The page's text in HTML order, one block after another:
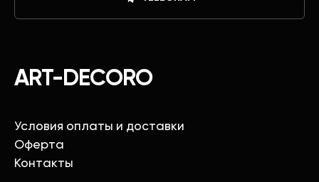
ART-DECORO
Условия оплаты и доставки
Оферта
Контакты